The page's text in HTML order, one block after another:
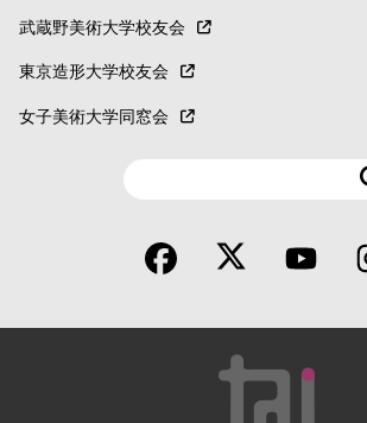
武蔵野美術大学校友会
東京造形大学校友会
女子美術大学同窓会